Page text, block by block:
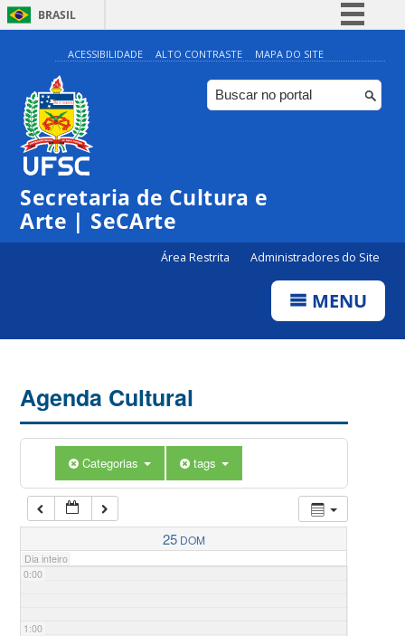
BRASIL
Simplifique!
Comunica BR
Participe
ACESSIBILIDADE ALTO CONTRASTE MAPA DO SITE
Secretaria de Cultura e
Arte | SeCArte
Área Restrita Administradores do Site
MENU
Agenda Cultural
Categorias tags
25 DOM
Dia inteiro
0:00
1:00